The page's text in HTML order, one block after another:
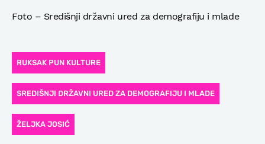
Foto – Središnji državni ured za demografiju i mlade
RUKSAK PUN KULTURE
SREDIŠNJI DRŽAVNI URED ZA DEMOGRAFIJU I MLADE
ŽELJKA JOSIĆ